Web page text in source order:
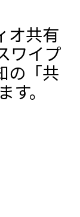
オ共有
ワイプ
の「共
。